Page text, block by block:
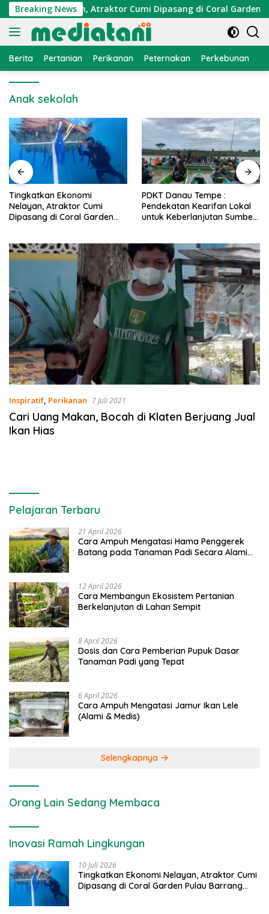
Langsung
ke
konten
Breaking News
Nelayan, Atraktor Cumi Dipasang di Coral Garden
Berita Pertanian Perikanan Peternakan Perkebunan
Anak sekolah
PDKT Danau Tempe :
Pendekatan Kearifan Lokal
untuk Keberlanjutan Sumber
Cara Mengatasi Penyakit
PMK pada Sapi Perah Secara
Alami dan Medis
Inspiratif, Perikanan 7 Juli 2021
Cari Uang Makan, Bocah di Klaten Berjuang Jual
Ikan Hias
Pelajaran Terbaru
21 April 2026
Cara Ampuh Mengatasi Hama Penggerek
Batang pada Tanaman Padi Secara Alami
12 April 2026
Cara Membangun Ekosistem Pertanian
Berkelanjutan di Lahan Sempit
8 April 2026
Dosis dan Cara Pemberian Pupuk Dasar
Tanaman Padi yang Tepat
6 April 2026
Cara Ampuh Mengatasi Jamur Ikan Lele
(Alami & Medis)
Selengkapnya
Orang Lain Sedang Membaca
Inovasi Ramah Lingkungan
10 Juli 2026
Tingkatkan Ekonomi Nelayan, Atraktor Cumi
Dipasang di Coral Garden Pulau Barrang